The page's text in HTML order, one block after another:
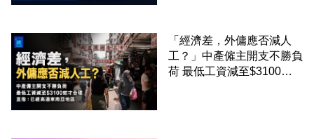
「經濟差，外傭應否減人
工？」中產僱主開支不勝負
荷 最低工資減至$3100蚊